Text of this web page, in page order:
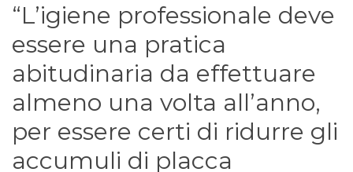
“L’igiene professionale deve
essere una pratica
abitudinaria da effettuare
almeno una volta all’anno,
per essere certi di ridurre gli
accumuli di placca